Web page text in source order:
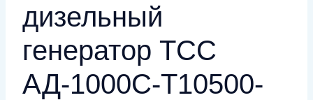
дизельный
генератор ТСС
АД-1000С-Т10500-